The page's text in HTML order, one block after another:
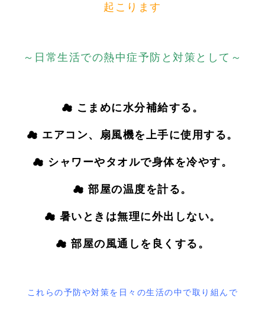
起こります
～日常生活での熱中症予防と対策として～
☁ こまめに水分補給する。
☁ エアコン、扇風機を上手に使用する。
☁ シャワーやタオルで身体を冷やす。
☁ 部屋の温度を計る。
☁ 暑いときは無理に外出しない。
☁ 部屋の風通しを良くする。
これらの予防や対策を日々の生活の中で取り組んで